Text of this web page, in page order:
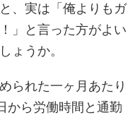
、実は「俺よりもガ
」と言った方がよい
ょうか。
られた一ヶ月あたり
から労働時間と通勤